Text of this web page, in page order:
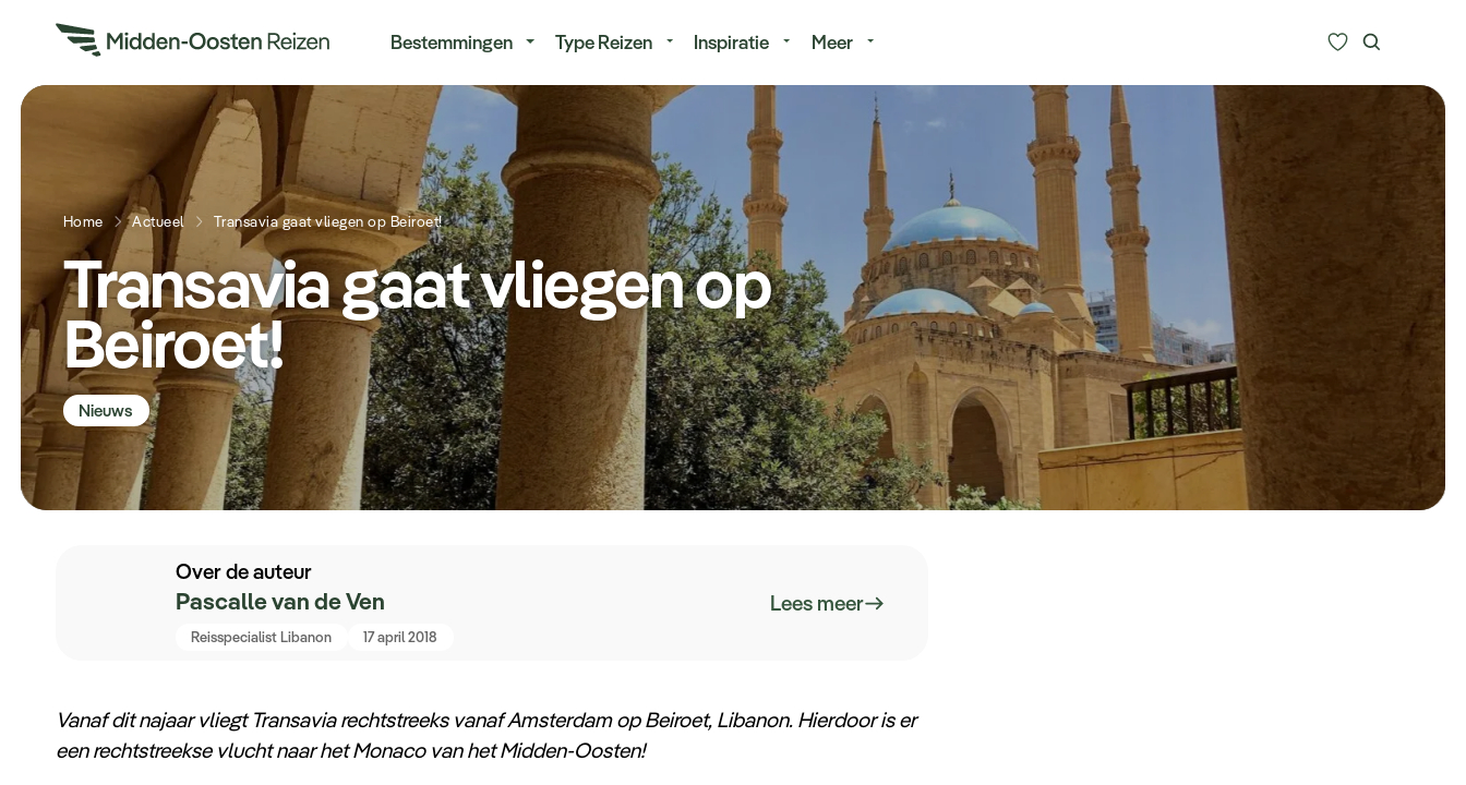
Bestemmingen Type Reizen Inspiratie Meer
Alle bestemmingen
Type Reizen
Inspiratie
Meer
Home Actueel Transavia gaat vliegen op Beiroet!
Transavia gaat vliegen op
Beiroet!
Nieuws
Over de auteur
Pascalle van de Ven
Reisspecialist Libanon 17 april 2018
Lees meer
Vanaf dit najaar vliegt Transavia rechtstreeks vanaf Amsterdam op Beiroet, Libanon. Hierdoor is er
een rechtstreekse vlucht naar het Monaco van het Midden-Oosten!